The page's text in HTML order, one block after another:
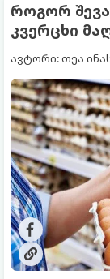
როგორ
კვერცხი
ავტორი: თეა